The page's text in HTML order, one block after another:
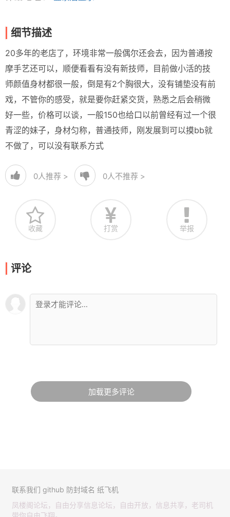
细节描述
20多年的老店了，环境非常一般偶尔还会去，因为普通按
摩手艺还可以，顺便看看有没有新技师，目前做小活的技
师颜值身材都很一般，倒是有2个胸很大，没有铺垫没有前
戏，不管你的感受，就是要你赶紧交货，熟悉之后会稍微
好一些，价格可以谈，一般150也给口以前曾经有过一个很
青涩的妹子，身材匀称，普通技师，刚发展到可以摸bb就
不做了，可以没有联系方式
0人推荐 > 0人不推荐 >
收藏 打赏 举报
评论
加载更多评论
联系我们 github 防封域名 纸飞机
凤楼阁论坛，自由分享信息论坛，自由开放，信息共享，老司机
带你自由飞翔。